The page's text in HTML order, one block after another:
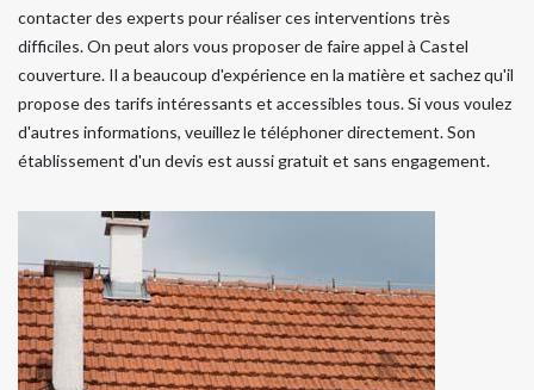
contacter des experts pour réaliser ces interventions très
difficiles. On peut alors vous proposer de faire appel à Castel
couverture. Il a beaucoup d'expérience en la matière et sachez qu'il
propose des tarifs intéressants et accessibles tous. Si vous voulez
d'autres informations, veuillez le téléphoner directement. Son
établissement d'un devis est aussi gratuit et sans engagement.